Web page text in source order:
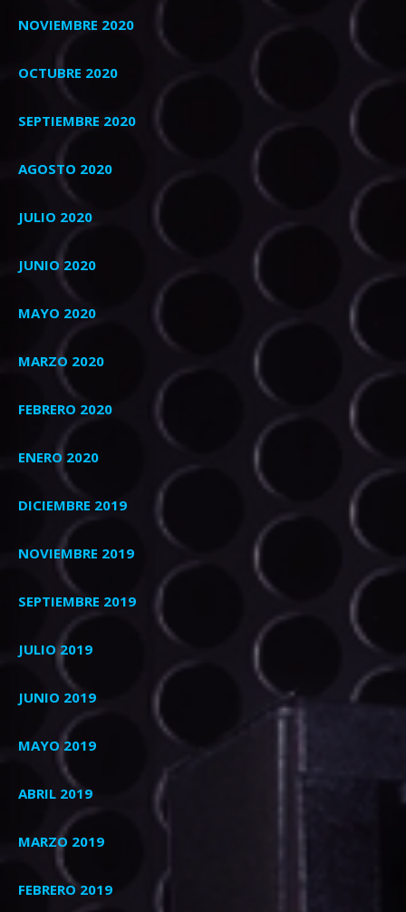
NOVIEMBRE 2020
OCTUBRE 2020
SEPTIEMBRE 2020
AGOSTO 2020
JULIO 2020
JUNIO 2020
MAYO 2020
MARZO 2020
FEBRERO 2020
ENERO 2020
DICIEMBRE 2019
NOVIEMBRE 2019
SEPTIEMBRE 2019
JULIO 2019
JUNIO 2019
MAYO 2019
ABRIL 2019
MARZO 2019
FEBRERO 2019